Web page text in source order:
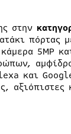
στην
πόρτας
5MP
και
αξιόπιστες